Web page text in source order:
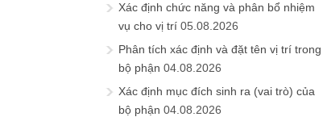
Xác định chức năng và phân bổ nhiệm
vụ cho vị trí 05.08.2026
Phân tích xác định và đặt tên vị trí trong
bộ phận 04.08.2026
Xác định mục đích sinh ra (vai trò) của
bộ phận 04.08.2026